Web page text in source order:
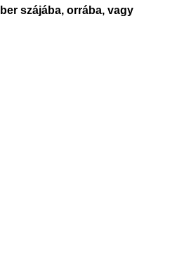
szájába, orrába, vagy